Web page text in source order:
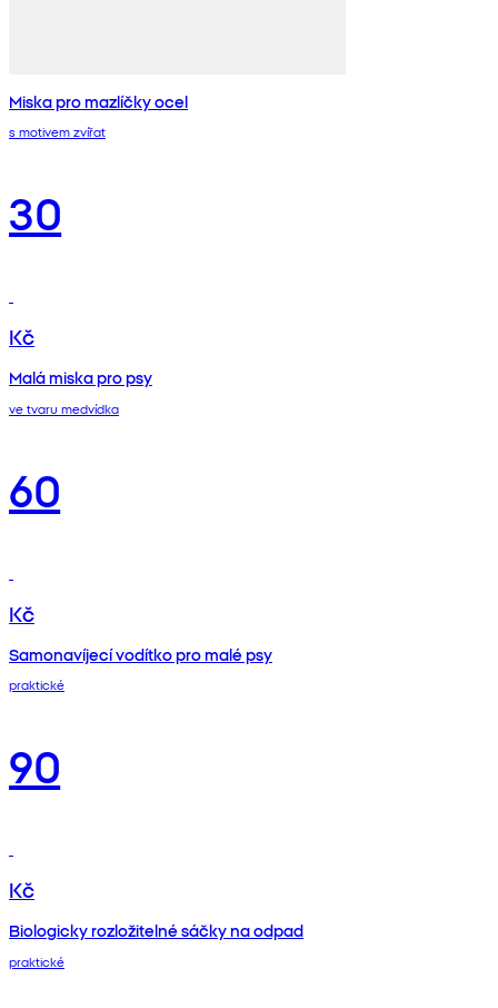
Miska pro mazlíčky ocel
s motivem zvířat
30
Kč
Malá miska pro psy
ve tvaru medvídka
60
Kč
Samonavíjecí vodítko pro malé psy
praktické
90
Kč
Biologicky rozložitelné sáčky na odpad
praktické